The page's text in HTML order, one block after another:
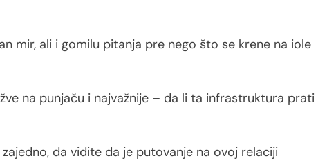
mir, ali i gomilu pitanja pre nego što se krene na iole
na punjaču i najvažnije – da li ta infrastruktura prati
da vidite da je putovanje na ovoj relaciji